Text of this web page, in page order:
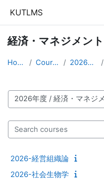
KUTLMS
経済・マネジメン
Home Courses 2026年度
Course categories
Search courses
2026-経営組織論
2026-社会生物学